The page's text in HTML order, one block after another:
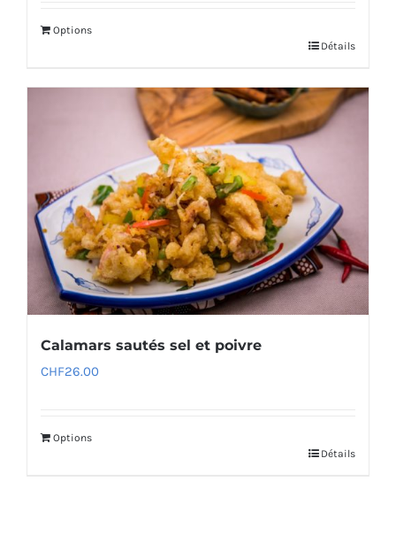
Options
Détails
Calamars sautés sel et poivre
CHF26.00
Options
Détails